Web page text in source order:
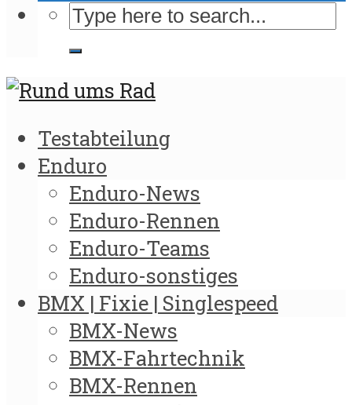
Testabteilung
Enduro
Enduro-News
Enduro-Rennen
Enduro-Teams
Enduro-sonstiges
BMX | Fixie | Singlespeed
BMX-News
BMX-Fahrtechnik
BMX-Rennen